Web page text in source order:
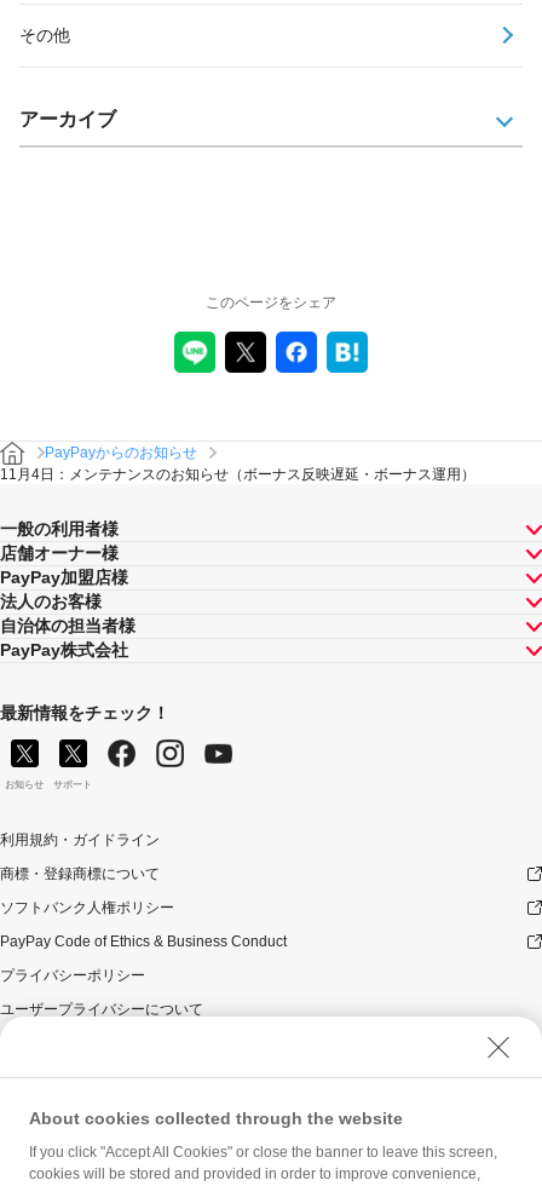
その他
アーカイブ
このページをシェア
PayPayからのお知らせ
11月4日：メンテナンスのお知らせ（ボーナス反映遅延・ボーナス運用）
一般の利用者様
店舗オーナー様
PayPay加盟店様
法人のお客様
自治体の担当者様
PayPay株式会社
最新情報をチェック！
お知らせ サポート
利用規約・ガイドライン
商標・登録商標について
ソフトバンク人権ポリシー
PayPay Code of Ethics & Business Conduct
プライバシーポリシー
ユーザープライバシーについて
ウェブサイト利用規約
反社会的勢力に対する方針
勧誘方針
マネロン等基本方針
About cookies collected through the website
If you click "Accept All Cookies" or close the banner to leave this screen,
cookies will be stored and provided in order to improve convenience,